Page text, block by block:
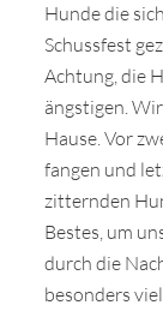
Hunde die
Schussfest
Achtung, die
ängstigen.
Hause. Vor
fangen und
zitternden
Bestes, um
durch die
besonders